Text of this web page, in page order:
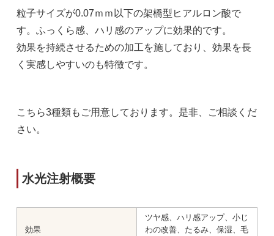
粒子サイズが0.07ｍｍ以下の架橋型ヒアルロン酸で
す。ふっくら感、ハリ感のアップに効果的です。
効果を持続させるための加工を施しており、効果を長
く実感しやすいのも特徴です。
こちら3種類もご用意しております。是非、ご相談くだ
さい。
水光注射概要
効果
ツヤ感、ハリ感アップ、小じ
わの改善、たるみ、保湿、毛